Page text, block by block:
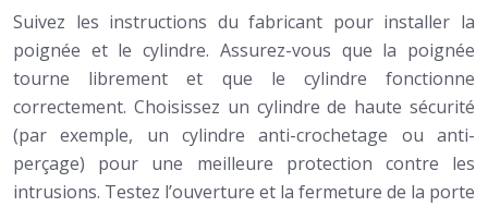
Suivez les instructions du fabricant pour installer la
poignée et le cylindre. Assurez-vous que la poignée
tourne librement et que le cylindre fonctionne
correctement. Choisissez un cylindre de haute sécurité
(par exemple, un cylindre anti-crochetage ou anti-
perçage) pour une meilleure protection contre les
intrusions. Testez l’ouverture et la fermeture de la porte